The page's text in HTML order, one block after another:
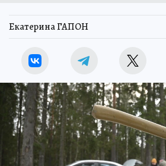
Екатерина ГАПОН